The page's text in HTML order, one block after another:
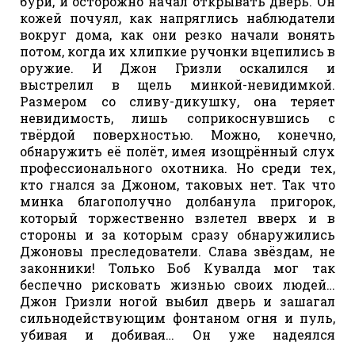
кожей почуял, как напряглись наблюдатели
вокруг дома, как они резко начали вонять
потом, когда их хлипкие ручонки вцепились в
оружие. И Джон Гризли оскалился и
выстрелил в щель минкой-невидимкой.
Размером со сливу-дикушку, она теряет
невидимость, лишь соприкоснувшись с
твёрдой поверхностью. Можно, конечно,
обнаружить её полёт, имея изощрённый слух
профессионального охотника. Но среди тех,
кто гнался за Джоном, таковых нет. Так что
минка благополучно долбанула пригорок,
который торжественно взлетел вверх и в
стороны и за которым сразу обнаружились
Джоновы преследователи. Слава звёздам, не
законники! Только Боб Кувалда мог так
беспечно рисковать жизнью своих людей…
Джон Гризли ногой выбил дверь и зашагал
сильнодействующим фонтаном огня и пуль,
убивая и добивая… Он уже надеялся